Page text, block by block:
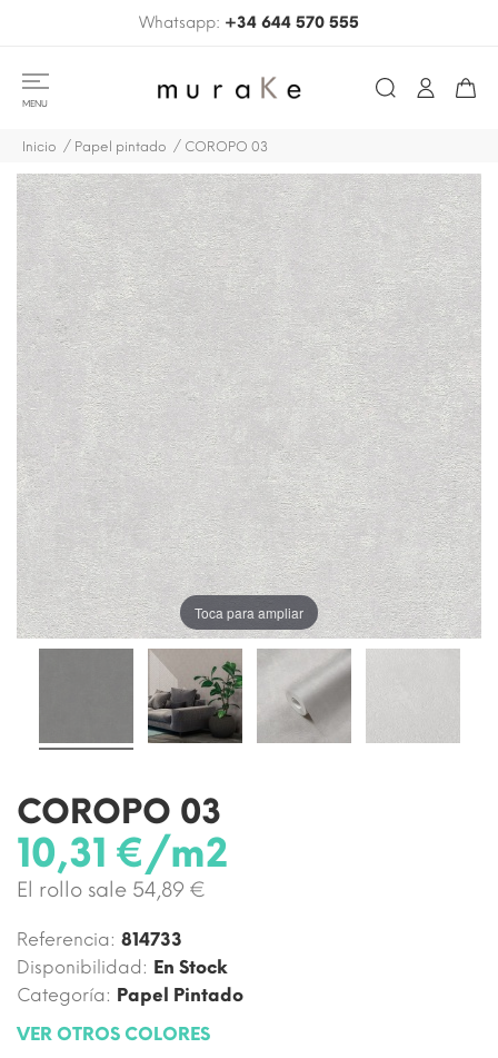
Whatsapp: +34 644 570 555
MENU
Inicio Papel pintado COROPO 03
Toca para ampliar
COROPO 03
10,31 €/m2
El rollo sale 54,89 €
Referencia: 814733
Disponibilidad: En Stock
Categoría: Papel Pintado
VER OTROS COLORES